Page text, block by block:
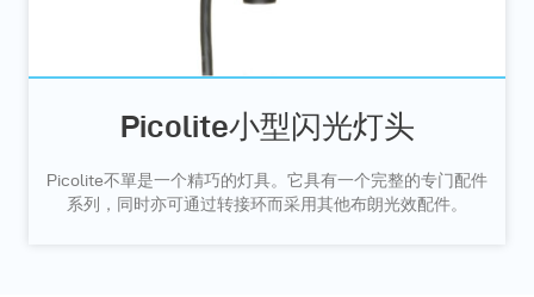
Picolite小型闪光灯头
Picolite不單是一个精巧的灯具。它具有一个完整的专门配件
系列，同时亦可通过转接环而采用其他布朗光效配件。